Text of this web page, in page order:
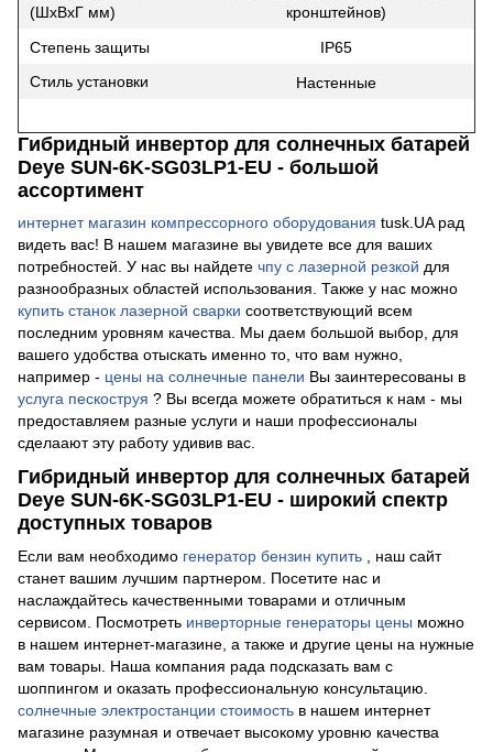
(ШxВxГ мм)
кронштейнов)
Степень защиты
IP65
Стиль установки
Настенные
Гибридный инвертор для солнечных батарей
Deye SUN-6K-SG03LP1-EU - большой
ассортимент
интернет магазин компрессорного оборудования tusk.UA рад
видеть вас! В нашем магазине вы увидете все для ваших
потребностей. У нас вы найдете чпу с лазерной резкой для
разнообразных областей использования. Также у нас можно
купить станок лазерной сварки соответствующий всем
последним уровням качества. Мы даем большой выбор, для
вашего удобства отыскать именно то, что вам нужно,
например - цены на солнечные панели Вы заинтересованы в
услуга пескоструя ? Вы всегда можете обратиться к нам - мы
предоставляем разные услуги и наши профессионалы
сделаают эту работу удивив вас.
Гибридный инвертор для солнечных батарей
Deye SUN-6K-SG03LP1-EU - широкий спектр
доступных товаров
Если вам необходимо генератор бензин купить , наш сайт
станет вашим лучшим партнером. Посетите нас и
наслаждайтесь качественными товарами и отличным
сервисом. Посмотреть инверторные генераторы цены можно
в нашем интернет-магазине, а также и другие цены на нужные
вам товары. Наша компания рада подсказать вам с
шоппингом и оказать профессиональную консультацию.
солнечные электростанции стоимость в нашем интернет
магазине разумная и отвечает высокому уровню качества